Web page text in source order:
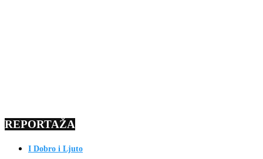
REPORTAŽA
I Dobro i Ljuto